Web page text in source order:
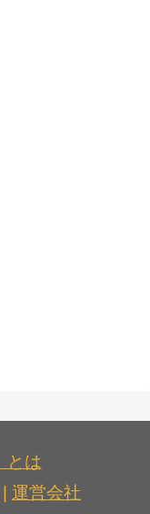
とは
運営会社